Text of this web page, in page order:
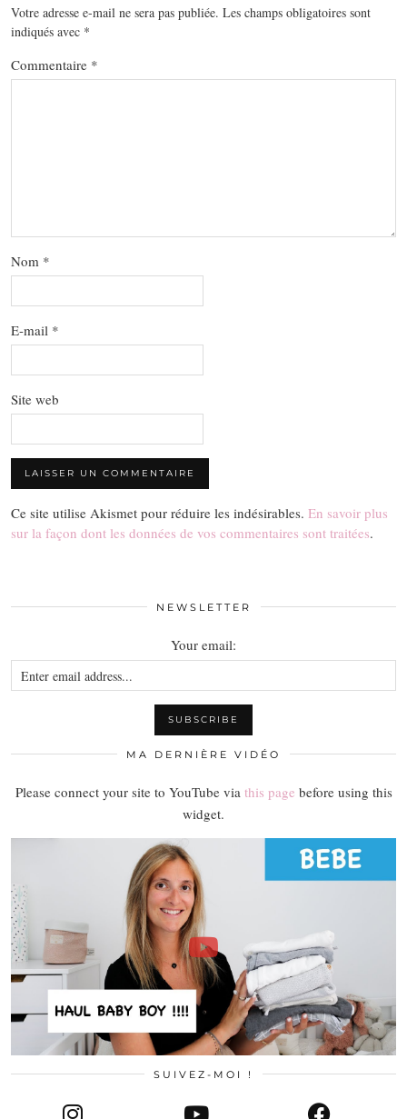
Votre adresse e-mail ne sera pas publiée. Les champs obligatoires sont
indiqués avec *
Commentaire *
Nom *
E-mail *
Site web
Ce site utilise Akismet pour réduire les indésirables. En savoir plus
sur la façon dont les données de vos commentaires sont traitées.
NEWSLETTER
Your email:
MA DERNIÈRE VIDÉO
Please connect your site to YouTube via this page before using this
widget.
SUIVEZ-MOI !